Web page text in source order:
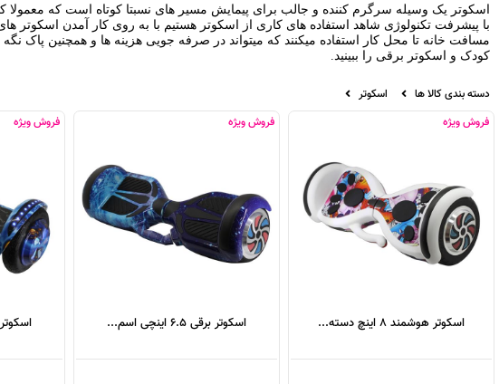
اسکوتر یک وسیله سرگرم کننده و جالب برای پیمایش مسیر های نسبتا کوتاه است که معمولا
با پیشرفت تکنولوژی شاهد استفاده های کاری از اسکوتر هستیم با به روی کار آمدن اسکوتر
مسافت خانه تا محل کار استفاده میکنند که میتواند در صرفه جویی هزینه ها و همچنین پاک
کودک و اسکوتر برقی را ببینید.
دسته بندی کالا ها
اسکوتر
فروش ویژه
اسکوتر هوشمند 8 اینچ دسته...
فروش ویژه
اسکوتر برقی 6.5 اینچی اسم...
فروش ویژه
اسکوتر برقی